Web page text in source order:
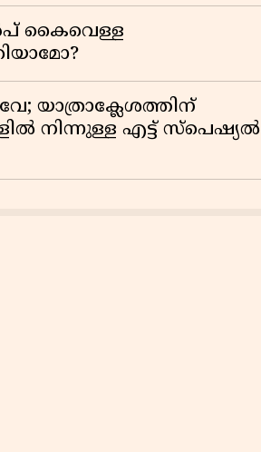
കൈവെള്ള
യാത്രാക്ലേശത്തിന്
നിന്നുള്ള എട്ട് സ്പെഷ്യൽ